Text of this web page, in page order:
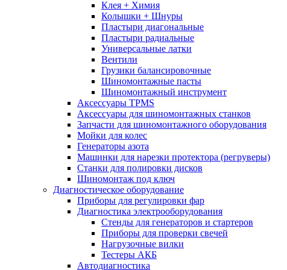
Клея + Химия
Колышки + Шнуры
Пластыри диагональные
Пластыри радиальные
Универсальные латки
Вентили
Грузики балансировочные
Шиномонтажные пасты
Шиномонтажный инструмент
Аксессуары TPMS
Аксессуары для шиномонтажных станков
Запчасти для шиномонтажного оборудования
Мойки для колес
Генераторы азота
Машинки для нарезки протектора (регруверы)
Станки для полировки дисков
Шиномонтаж под ключ
Диагностическое оборудование
Приборы для регулировки фар
Диагностика электрооборудования
Стенды для генераторов и стартеров
Приборы для проверки свечей
Нагрузочные вилки
Тестеры АКБ
Автодиагностика